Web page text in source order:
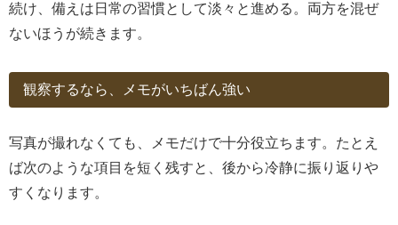
続け、備えは日常の習慣として淡々と進める。両方を混ぜ
ないほうが続きます。
観察するなら、メモがいちばん強い
写真が撮れなくても、メモだけで十分役立ちます。たとえ
ば次のような項目を短く残すと、後から冷静に振り返りや
すくなります。